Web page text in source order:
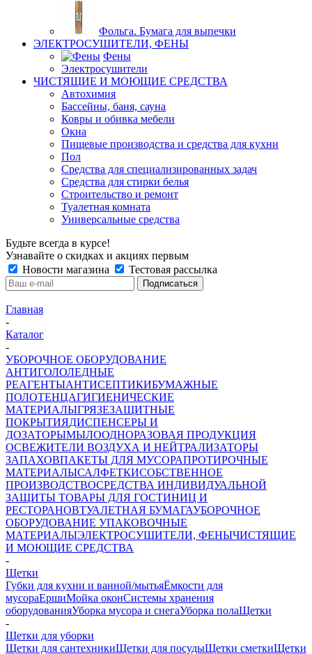
Фольга. Бумага для выпечки
ЭЛЕКТРОСУШИТЕЛИ, ФЕНЫ
Фены
Электросушители
ЧИСТЯЩИЕ И МОЮЩИЕ СРЕДСТВА
Автохимия
Бассейны, баня, сауна
Ковры и обивка мебели
Окна
Пищевые производства и средства для кухни
Пол
Средства для специализированных задач
Средства для стирки белья
Строительство и ремонт
Туалетная комната
Универсальные средства
Будьте всегда в курсе!
Узнавайте о скидках и акциях первым
Новости магазина
Тестовая рассылка
Главная
-
Каталог
-
УБОРОЧНОЕ ОБОРУДОВАНИЕ
АНТИГОЛОЛЕДНЫЕ
РЕАГЕНТЫАНТИСЕПТИКИБУМАЖНЫЕ
ПОЛОТЕНЦАГИГИЕНИЧЕСКИЕ
МАТЕРИАЛЫГРЯЗЕЗАЩИТНЫЕ
ПОКРЫТИЯДИСПЕНСЕРЫ И
ДОЗАТОРЫМЫЛООДНОРАЗОВАЯ ПРОДУКЦИЯ
ОСВЕЖИТЕЛИ ВОЗДУХА И НЕЙТРАЛИЗАТОРЫ
ЗАПАХОВПАКЕТЫ ДЛЯ МУСОРАПРОТИРОЧНЫЕ
МАТЕРИАЛЫСАЛФЕТКИСОБСТВЕННОЕ
ПРОИЗВОДСТВОСРЕДСТВА ИНДИВИДУАЛЬНОЙ
ЗАЩИТЫ ТОВАРЫ ДЛЯ ГОСТИНИЦ И
РЕСТОРАНОВТУАЛЕТНАЯ БУМАГАУБОРОЧНОЕ
ОБОРУДОВАНИЕ УПАКОВОЧНЫЕ
МАТЕРИАЛЫЭЛЕКТРОСУШИТЕЛИ, ФЕНЫЧИСТЯЩИЕ
И МОЮЩИЕ СРЕДСТВА
-
Щетки
Губки для кухни и ванной/мытьяЁмкости для
мусораЕршиМойка оконСистемы хранения
оборудованияУборка мусора и снегаУборка полаЩетки
-
Щетки для уборки
Щетки для сантехникиЩетки для посудыЩетки сметкиЩетки